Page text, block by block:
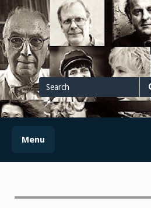
Skip
to
content
Search
for
Menu